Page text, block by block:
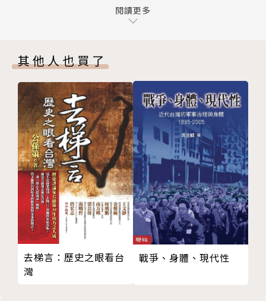
會，究竟擦出了怎樣的火花？又是怎樣的洞察，得以穿
星移，仍宛如親臨現場般令人回味無窮。
作者簡介 |
歐文．魯特（Edward Owen Rutter, 1889-194
4），英國旅行家、文學家，歷史學者、殖民地官員。
1889年出生於紐約曼哈頓，1910年開始在英屬北婆羅
洲擔任殖民地官員。一戰期間他從軍參戰，先後在法國
和巴爾幹前線作戰，諧擬朗費羅（Henry Wadsworth
Longfellow, 1807-1882）《海華沙之歌》的詩作
《蒂亞達塔之歌》（Song of Tiadatha）是一戰期間
戰爭詩的傑作，日後他據此寫成記述戰時遭遇的遊記。
1921年，他與妻子一同環遊世界，自北婆羅洲出發，
經臺灣、日本、美國、加拿大返回英國，完成跨越太平
洋和大西洋的長途旅行，並於1923年出版《1921穿越
福爾摩沙：一位英國作家的臺灣旅行》（Through Fo
臺灣民主國與劉永福的逃亡
包打聽先生
亞熱帶氣候
糖業與製糖所
名片交換儀式
政府官員的制服
越村的習性
第三章 反抗軍首領國姓爺
日式旅館
拜會臺南州知事
荷蘭人的堡壘
中國人叛亂
國姓爺進攻
閱讀更多
其他人也買了
去梯言：歷史之眼看台
灣
戰爭、身體、現代性